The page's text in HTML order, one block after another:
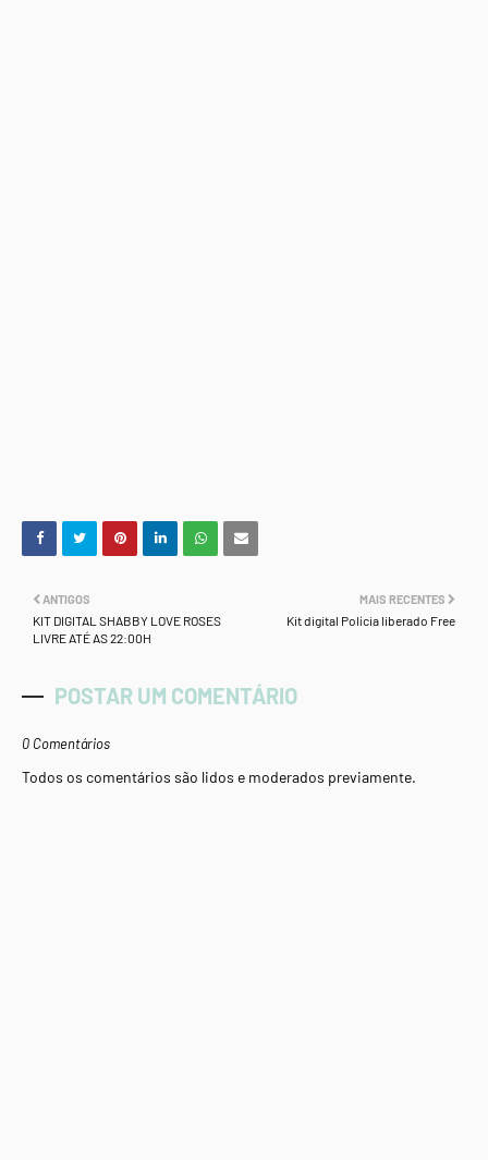
MAIS RECENTES
Kit digital Polícia liberado Free
ANTIGOS
KIT DIGITAL SHABBY LOVE ROSES
LIVRE ATÉ AS 22:00H
POSTAR UM COMENTÁRIO
0 Comentários
Todos os comentários são lidos e moderados previamente.